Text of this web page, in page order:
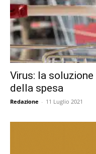
Virus: la
della spesa
Redazione - 11 Luglio 2021